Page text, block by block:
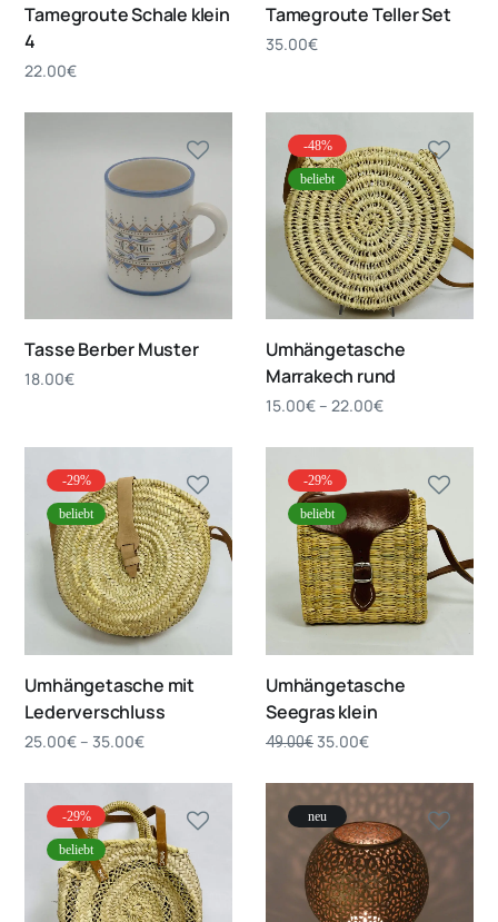
Tamegroute Schale klein
4
22.00€
Tamegroute Teller Set
35.00€
Tasse Berber Muster
18.00€
-48%
beliebt
Umhängetasche
Marrakech rund
15.00€ – 22.00€
-29%
beliebt
Umhängetasche mit
Lederverschluss
25.00€ – 35.00€
-29%
beliebt
Umhängetasche
Seegras klein
49.00€ 35.00€
-29%
beliebt
neu